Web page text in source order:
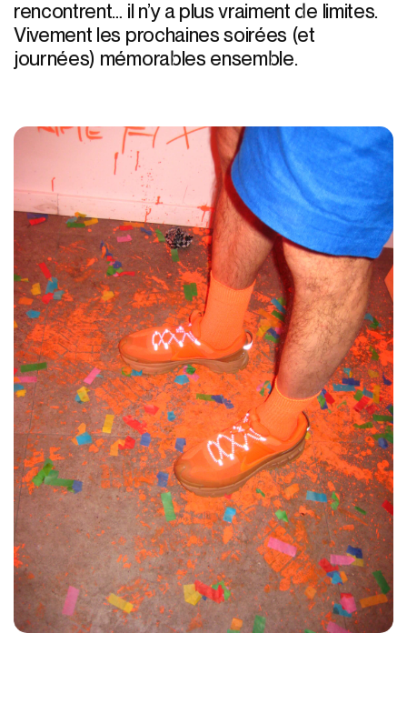
rencontrent… il n’y a plus vraiment de limites.
Vivement les prochaines soirées (et
journées) mémorables ensemble.